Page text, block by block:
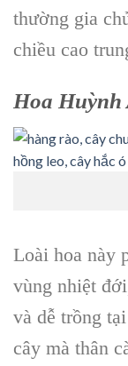
thường gia
chiều cao
Hoa Huỳnh
Loài hoa này
vùng nhiệt
và dễ trồng
cây mà thân